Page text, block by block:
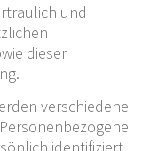
und
dieser
verschiedene
identifiziert